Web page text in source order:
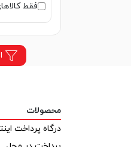
ایتالیا
هلند
ویتنام
مصر
فقط
محصولات
درگاه پرداخت